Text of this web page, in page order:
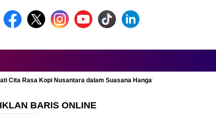
Cita Rasa Kopi Nusantara dalam Suasana Hangat dan Nyaman
IKLAN BARIS ONLINE